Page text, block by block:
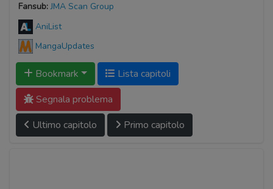
Fansub:JMA Scan Group
AniList
MangaUpdates
Bookmark
Lista capitoli
Segnala problema
Ultimo capitolo
Primo capitolo